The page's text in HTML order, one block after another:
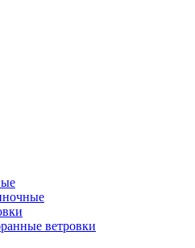
ветровки